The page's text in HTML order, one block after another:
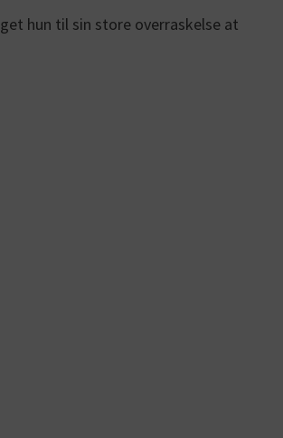
hun til sin store overraskelse at